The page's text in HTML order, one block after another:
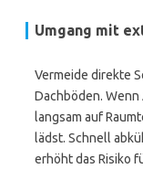
Umgang mit
Vermeide direkte
Dachböden.
langsam auf
lädst. Schnell
erhöht das Risiko